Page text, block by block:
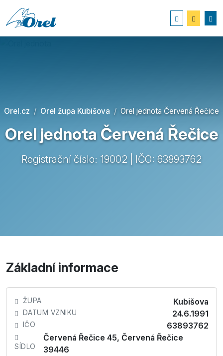
Orel.cz Orel župa Kubišova Orel jednota Červená Řečice
Orel jednota Červená Řečice
Registrační číslo: 19002 | IČO: 63893762
Základní informace
ŽUPA Kubišova
DATUM VZNIKU 24.6.1991
IČO 63893762
SÍDLO
Červená Řečice 45, Červená Řečice
39446